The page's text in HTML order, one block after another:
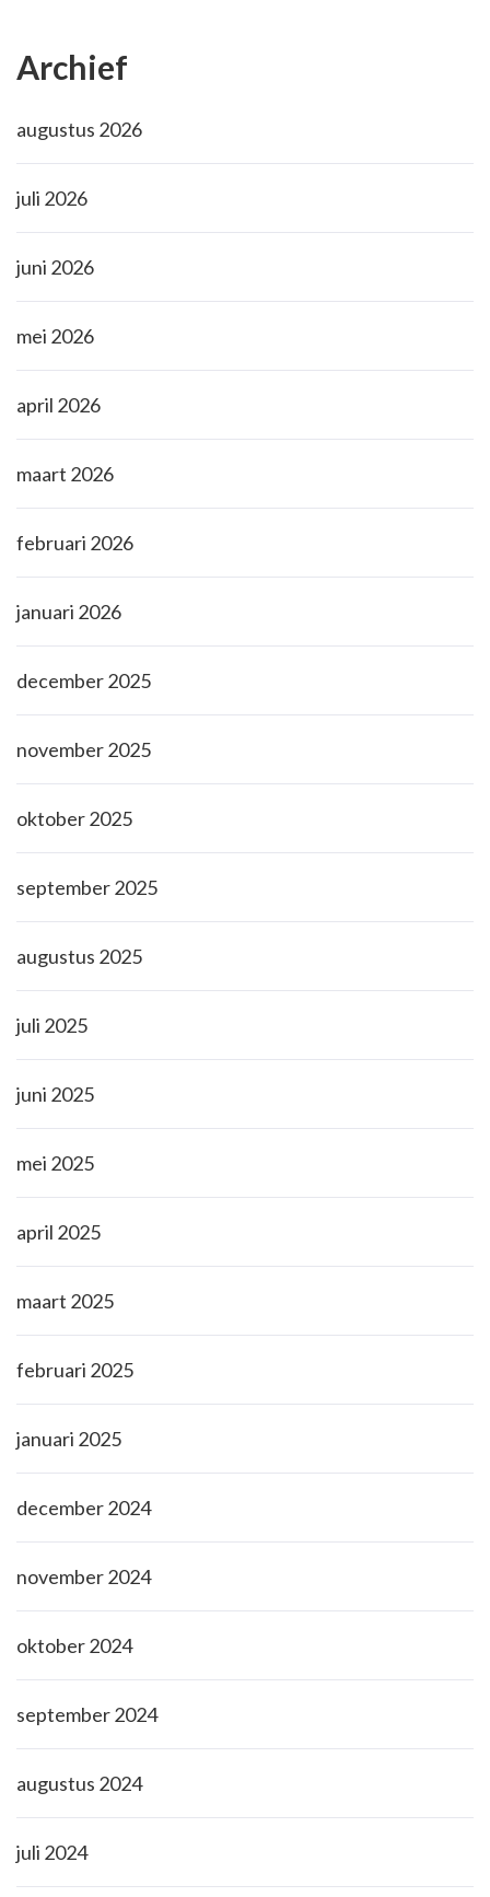
Archief
augustus 2026
juli 2026
juni 2026
mei 2026
april 2026
maart 2026
februari 2026
januari 2026
december 2025
november 2025
oktober 2025
september 2025
augustus 2025
juli 2025
juni 2025
mei 2025
april 2025
maart 2025
februari 2025
januari 2025
december 2024
november 2024
oktober 2024
september 2024
augustus 2024
juli 2024